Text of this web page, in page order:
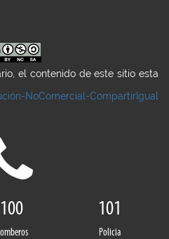
el contenido de este sitio esta
NoComercial-CompartirIgual
100 101
Policia